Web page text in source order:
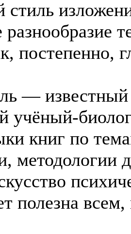
постепенно,
—
учёный-
книг по
методологии
полезна